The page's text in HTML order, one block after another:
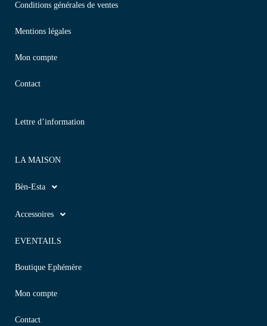
Conditions générales de ventes
Mentions légales
Mon compte
Contact
Lettre d’information
LA MAISON
Bèn-Esta
Accessoires
EVENTAILS
Boutique Ephémère
Mon compte
Contact